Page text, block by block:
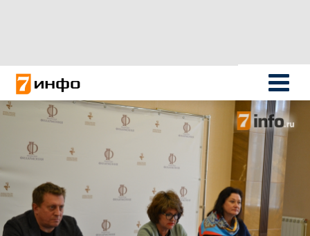
Новости России
Политика
Новости мира
Все материалы 7инфо
ПОИСК ПО САЙТУ